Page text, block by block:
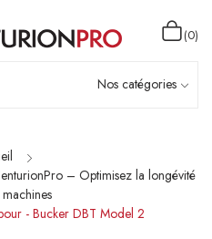
(0)
– Optimisez la longévité
- Bucker DBT Model 2